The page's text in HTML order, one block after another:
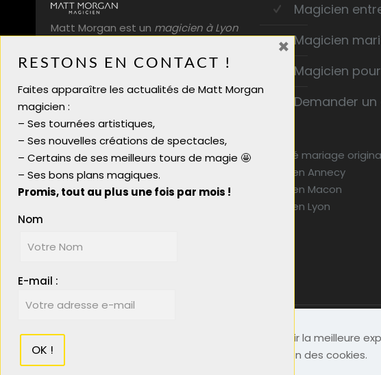
Matt Morgan est un magicien à Lyon
particuliers, spectacle de magie
magie à votre événement !
Plan du site
Magicien close up mariage
Idée animation entreprise
Magicien
Magicien
Magicien
Demander un
Activité mariage
Magicien Annecy
Magicien Macon
Magicien Lyon
© 2023 Matt Morgan Magicien - Réalisé par Boostacomet
Nous utilisons des cookies pour vous garantir la meilleure
considérerons que vous acceptez l'utilisation des cookies.
RESTONS EN CONTACT !
Faites apparaître les actualités de Matt Morgan
magicien :
– Ses tournées artistiques,
– Ses nouvelles créations de spectacles,
– Certains de ses meilleurs tours de magie 🤩
– Ses bons plans magiques.
Promis, tout au plus une fois par mois !
Nom
E-mail :
×